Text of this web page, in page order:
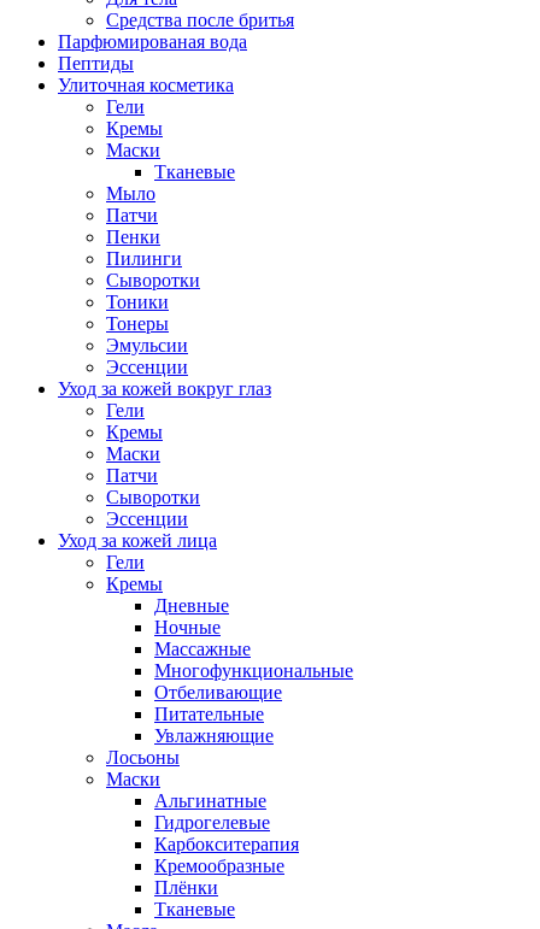
Средства после бритья
Парфюмированая вода
Пептиды
Улиточная косметика
Гели
Кремы
Маски
Тканевые
Мыло
Патчи
Пенки
Пилинги
Сыворотки
Тоники
Тонеры
Эмульсии
Эссенции
Уход за кожей вокруг глаз
Гели
Кремы
Маски
Патчи
Сыворотки
Эссенции
Уход за кожей лица
Гели
Кремы
Дневные
Ночные
Массажные
Многофункциональные
Отбеливающие
Питательные
Увлажняющие
Лосьоны
Маски
Альгинатные
Гидрогелевые
Карбокситерапия
Кремообразные
Плёнки
Тканевые